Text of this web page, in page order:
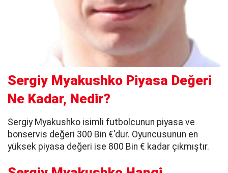
Sergiy Myakushko Piyasa Değeri
Ne Kadar, Nedir?
Sergiy Myakushko isimli futbolcunun piyasa ve
bonservis değeri 300 Bin €'dur. Oyuncusunun en
yüksek piyasa değeri ise 800 Bin € kadar çıkmıştır.